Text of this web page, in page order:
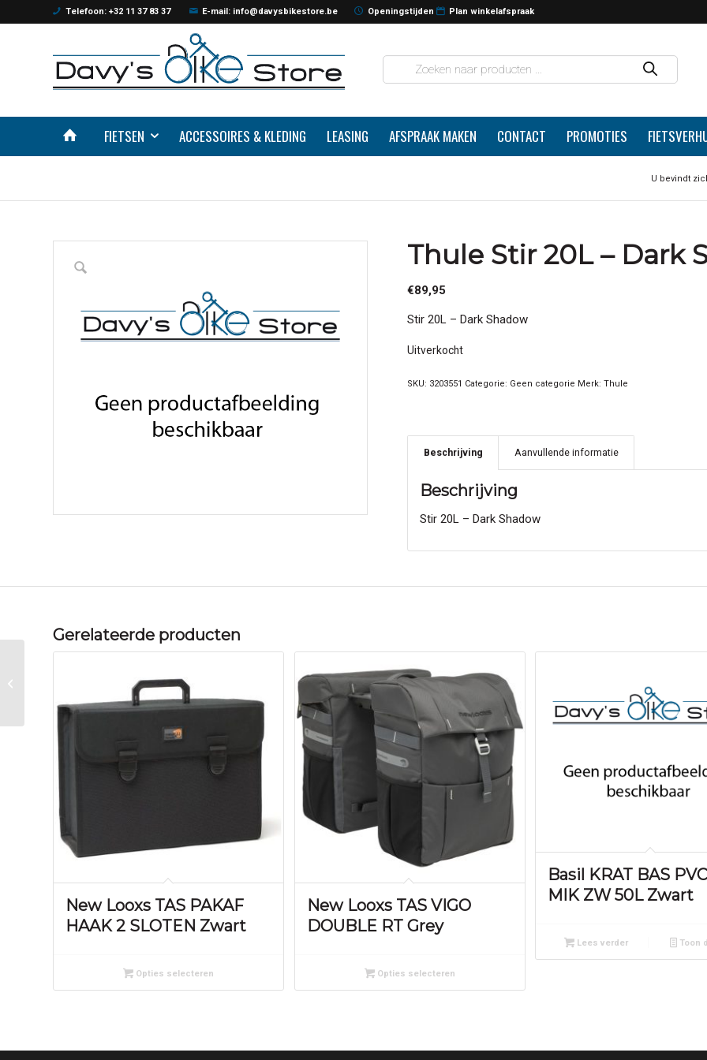
Telefoon: +32 11 37 83 37 E-mail: info@davysbikestore.be Openingstijden Plan winkelafspraak
FIETSEN ACCESSOIRES & KLEDING LEASING AFSPRAAK MAKEN CONTACT PROMOTIES
U bevindt
Thule Stir 20L – Dark
€89,95
Stir 20L – Dark Shadow
Uitverkocht
SKU: 3203551 Categorie: Geen categorie Merk:Thule
Beschrijving Aanvullende informatie
Beschrijving
Stir 20L – Dark Shadow
Gerelateerde producten
New Looxs TAS PAKAF
HAAK 2 SLOTEN Zwart
Opties selecteren
New Looxs TAS VIGO
DOUBLE RT Grey
Opties selecteren
Basil KRAT BAS
MIK ZW 50L Zwart
Lees verder Toon
Thule Stir 28L Womens – Fjord